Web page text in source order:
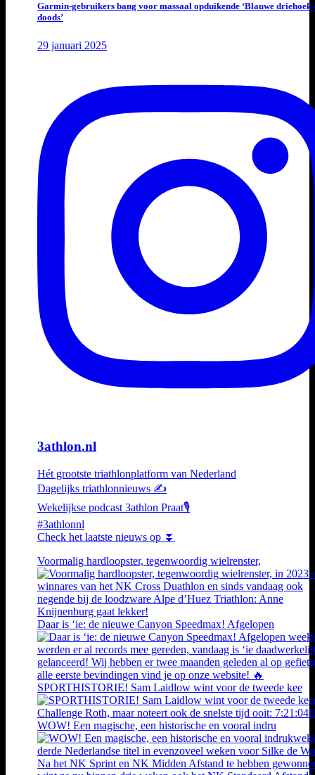
Garmin-gebruikers bang voor massaal opduikende ‘Blauwe driehoek
doods’
29 januari 2025
3athlon.nl
Hét grootste triathlonplatform van Nederland
Dagelijks triathlonnieuws ✍️
Wekelijkse podcast 3athlon Praat🎙️
#3athlonnl
Check het laatste nieuws op ⏬
Voormalig hardloopster, tegenwoordig wielrenster,
Daar is ‘ie: de nieuwe Canyon Speedmax! Afgelopen
SPORTHISTORIE! Sam Laidlow wint voor de tweede kee
WOW! Een magische, een historische en vooral indru